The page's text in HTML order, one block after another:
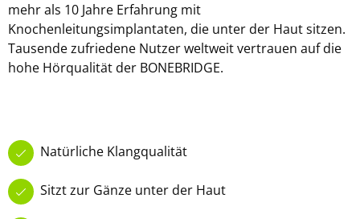
mehr als 10 Jahre Erfahrung mit
Knochenleitungsimplantaten, die unter der Haut sitzen.
Tausende zufriedene Nutzer weltweit vertrauen auf die
hohe Hörqualität der BONEBRIDGE.
Natürliche Klangqualität
Sitzt zur Gänze unter der Haut